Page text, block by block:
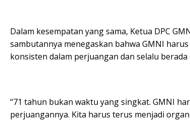
Dalam kesempatan yang sama, Ketua DPC
sambutannya menegaskan bahwa GMNI
konsisten dalam perjuangan dan selalu
“71 tahun bukan waktu yang singkat. GMNI
perjuangannya. Kita harus terus menjadi